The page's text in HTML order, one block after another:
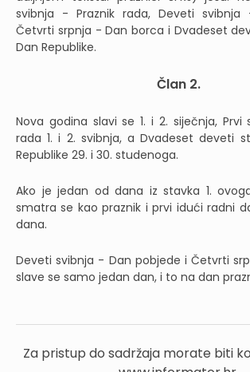
svibnja - Praznik rada, Deveti svibnja
Četvrti srpnja - Dan borca i Dvadeset
Dan Republike.
Član 2.
Nova godina slavi se 1. i 2. siječnja, Prvi
rada 1. i 2. svibnja, a Dvadeset deveti
Republike 29. i 30. studenoga.
Ako je jedan od dana iz stavka 1.
smatra se kao praznik i prvi idući radni
dana.
Deveti svibnja - Dan pobjede i Četvrti
slave se samo jedan dan, i to na dan
Za pristup do sadržaja morate biti